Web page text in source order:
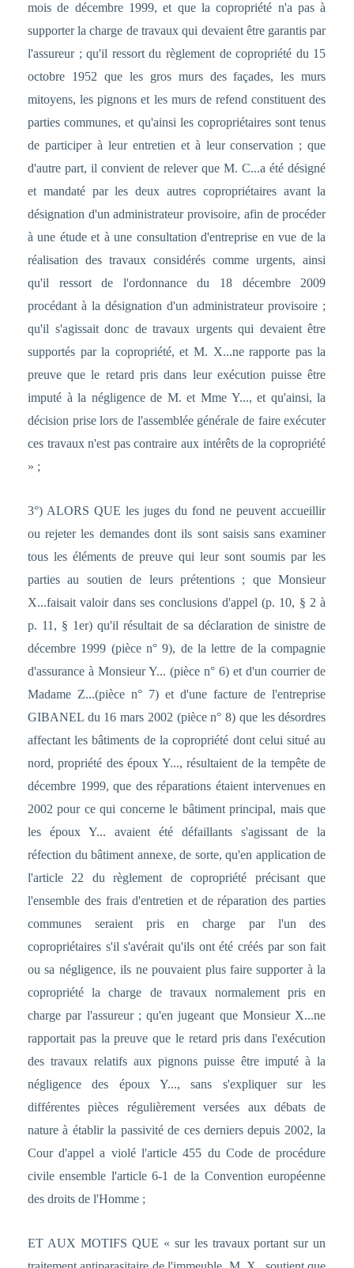
mois de décembre 1999, et que la copropriété n'a pas à
supporter la charge de travaux qui devaient être garantis par
l'assureur ; qu'il ressort du règlement de copropriété du 15
octobre 1952 que les gros murs des façades, les murs
mitoyens, les pignons et les murs de refend constituent des
parties communes, et qu'ainsi les copropriétaires sont tenus
de participer à leur entretien et à leur conservation ; que
d'autre part, il convient de relever que M. C...a été désigné
et mandaté par les deux autres copropriétaires avant la
désignation d'un administrateur provisoire, afin de procéder
à une étude et à une consultation d'entreprise en vue de la
réalisation des travaux considérés comme urgents, ainsi
qu'il ressort de l'ordonnance du 18 décembre 2009
procédant à la désignation d'un administrateur provisoire ;
qu'il s'agissait donc de travaux urgents qui devaient être
supportés par la copropriété, et M. X...ne rapporte pas la
preuve que le retard pris dans leur exécution puisse être
imputé à la négligence de M. et Mme Y..., et qu'ainsi, la
décision prise lors de l'assemblée générale de faire exécuter
ces travaux n'est pas contraire aux intérêts de la copropriété
» ;
3°) ALORS QUE les juges du fond ne peuvent accueillir
ou rejeter les demandes dont ils sont saisis sans examiner
tous les éléments de preuve qui leur sont soumis par les
parties au soutien de leurs prétentions ; que Monsieur
X...faisait valoir dans ses conclusions d'appel (p. 10, § 2 à
p. 11, § 1er) qu'il résultait de sa déclaration de sinistre de
décembre 1999 (pièce n° 9), de la lettre de la compagnie
d'assurance à Monsieur Y... (pièce n° 6) et d'un courrier de
Madame Z...(pièce n° 7) et d'une facture de l'entreprise
GIBANEL du 16 mars 2002 (pièce n° 8) que les désordres
affectant les bâtiments de la copropriété dont celui situé au
nord, propriété des époux Y..., résultaient de la tempête de
décembre 1999, que des réparations étaient intervenues en
2002 pour ce qui concerne le bâtiment principal, mais que
les époux Y... avaient été défaillants s'agissant de la
réfection du bâtiment annexe, de sorte, qu'en application de
l'article 22 du règlement de copropriété précisant que
l'ensemble des frais d'entretien et de réparation des parties
communes seraient pris en charge par l'un des
copropriétaires s'il s'avérait qu'ils ont été créés par son fait
ou sa négligence, ils ne pouvaient plus faire supporter à la
copropriété la charge de travaux normalement pris en
charge par l'assureur ; qu'en jugeant que Monsieur X...ne
rapportait pas la preuve que le retard pris dans l'exécution
des travaux relatifs aux pignons puisse être imputé à la
négligence des époux Y..., sans s'expliquer sur les
différentes pièces régulièrement versées aux débats de
nature à établir la passivité de ces derniers depuis 2002, la
Cour d'appel a violé l'article 455 du Code de procédure
civile ensemble l'article 6-1 de la Convention européenne
des droits de l'Homme ;
ET AUX MOTIFS QUE « sur les travaux portant sur un